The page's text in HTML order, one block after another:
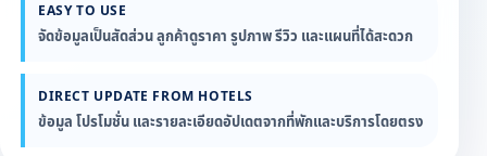
EASY TO USE
จัดข้อมูลเป็นสัดส่วน ลูกค้าดูราคา รูปภาพ รีวิว และแผนที่ได้สะดวก
DIRECT UPDATE FROM HOTELS
ข้อมูล โปรโมชั่น และรายละเอียดอัปเดตจากที่พักและบริการโดยตรง